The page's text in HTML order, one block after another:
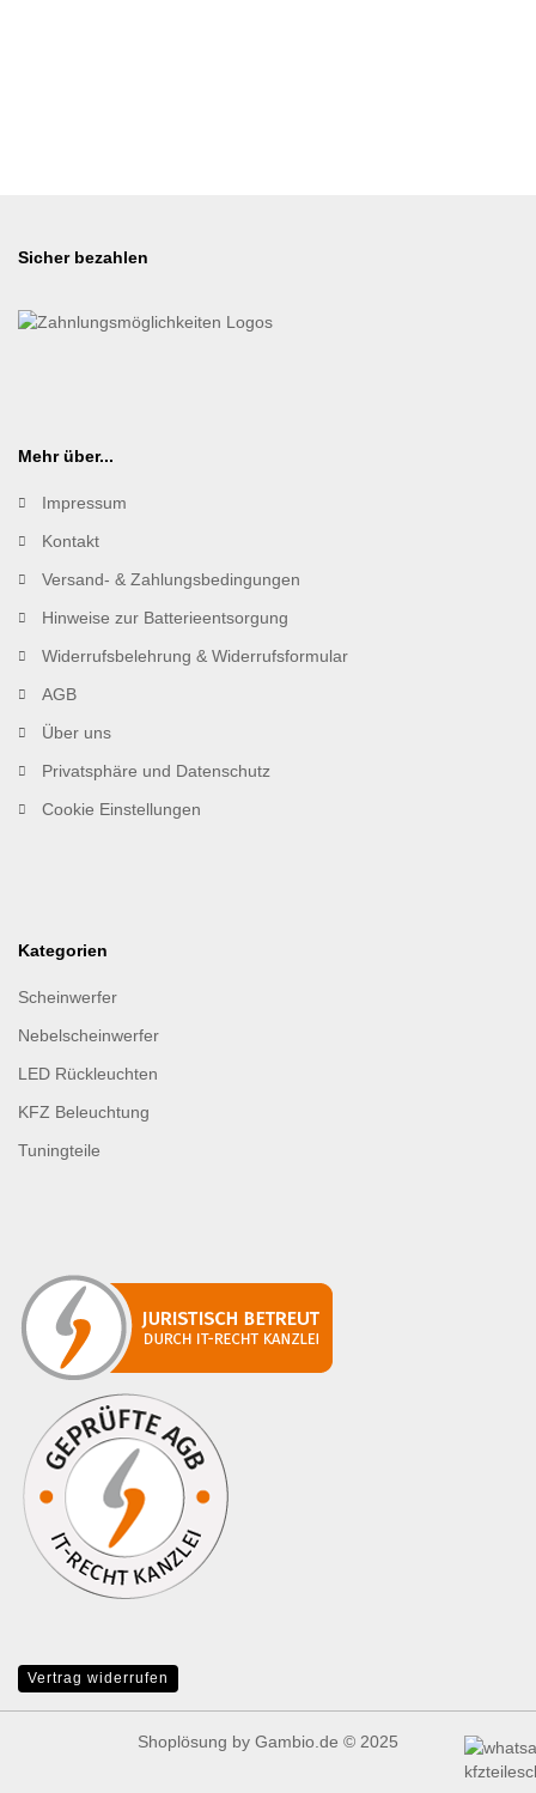
Sicher bezahlen
Mehr über...
Impressum
Kontakt
Versand- & Zahlungsbedingungen
Hinweise zur Batterieentsorgung
Widerrufsbelehrung & Widerrufsformular
AGB
Über uns
Privatsphäre und Datenschutz
Cookie Einstellungen
Kategorien
Scheinwerfer
Nebelscheinwerfer
LED Rückleuchten
KFZ Beleuchtung
Tuningteile
Vertrag widerrufen
Shoplösung by Gambio.de © 2025